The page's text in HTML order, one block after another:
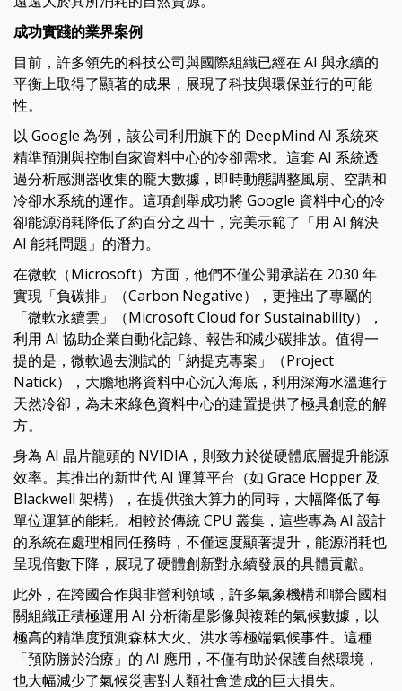
成功實踐的業界案例
目前，許多領先的科技公司與國際組織已經在 AI 與永續的
平衡上取得了顯著的成果，展現了科技與環保並行的可能
性。
以 Google 為例，該公司利用旗下的 DeepMind AI 系統來
精準預測與控制自家資料中心的冷卻需求。這套 AI 系統透
過分析感測器收集的龐大數據，即時動態調整風扇、空調和
冷卻水系統的運作。這項創舉成功將 Google 資料中心的冷
卻能源消耗降低了約百分之四十，完美示範了「用 AI 解決
AI 能耗問題」的潛力。
在微軟（Microsoft）方面，他們不僅公開承諾在 2030 年
實現「負碳排」（Carbon Negative），更推出了專屬的
「微軟永續雲」（Microsoft Cloud for Sustainability），
利用 AI 協助企業自動化記錄、報告和減少碳排放。值得一
提的是，微軟過去測試的「納提克專案」（Project
Natick），大膽地將資料中心沉入海底，利用深海水溫進行
天然冷卻，為未來綠色資料中心的建置提供了極具創意的解
方。
身為 AI 晶片龍頭的 NVIDIA，則致力於從硬體底層提升能源
效率。其推出的新世代 AI 運算平台（如 Grace Hopper 及
Blackwell 架構），在提供強大算力的同時，大幅降低了每
單位運算的能耗。相較於傳統 CPU 叢集，這些專為 AI 設計
的系統在處理相同任務時，不僅速度顯著提升，能源消耗也
呈現倍數下降，展現了硬體創新對永續發展的具體貢獻。
此外，在跨國合作與非營利領域，許多氣象機構和聯合國相
關組織正積極運用 AI 分析衛星影像與複雜的氣候數據，以
極高的精準度預測森林大火、洪水等極端氣候事件。這種
「預防勝於治療」的 AI 應用，不僅有助於保護自然環境，
也大幅減少了氣候災害對人類社會造成的巨大損失。